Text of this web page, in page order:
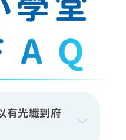
有光纖到府